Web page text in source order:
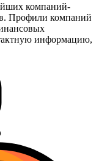
компаний-
Профили компаний
информацию,